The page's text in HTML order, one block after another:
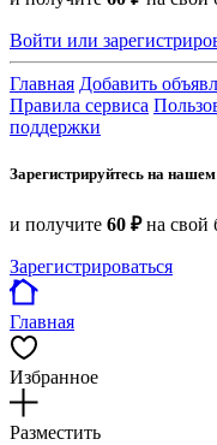
Войти или
Главная Добавить
Правила сервиса
поддержки
Зарегистрируйтесь на нашем
и получите 60 ₽на свой
Зарегистрироваться
Главная
Избранное
Разместить